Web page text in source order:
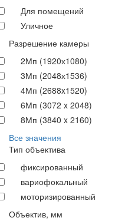
Для помещений
Уличное
Разрешение камеры
2Мп (1920х1080)
3Мп (2048х1536)
4Мп (2688x1520)
6Мп (3072 x 2048)
8Мп (3840 x 2160)
Все значения
Тип объектива
фиксированный
вариофокальный
моторизированный
Объектив, мм